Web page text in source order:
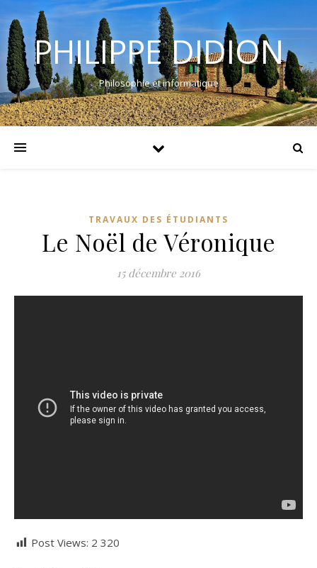
PHILIPPE DIDION
Philosophie et informatique
TRAVAUX DES ÉTUDIANTS
Le Noël de Véronique
15 décembre 2016
Post Views: 2 320